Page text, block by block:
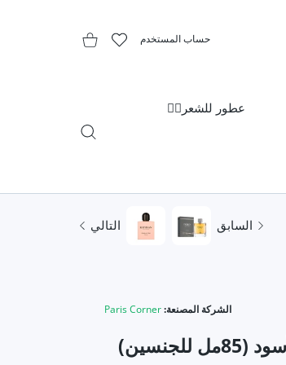
حساب المستخدم
المفضلةعربة التسوق
عطور للشعر👱‍♀️
السابق التالي
الشركة المصنعة:Paris Corner